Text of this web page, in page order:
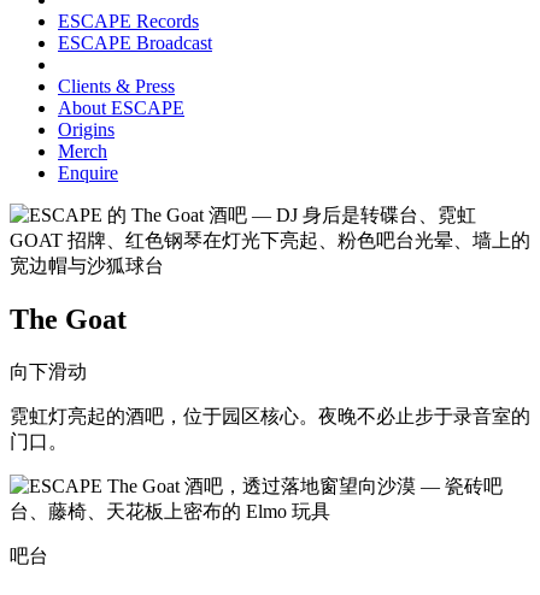
ESCAPE Records
ESCAPE Broadcast
Clients & Press
About ESCAPE
Origins
Merch
Enquire
The Goat
向下滑动
霓虹灯亮起的酒吧，位于园区核心。夜晚不必止步于录音室的
门口。
吧台